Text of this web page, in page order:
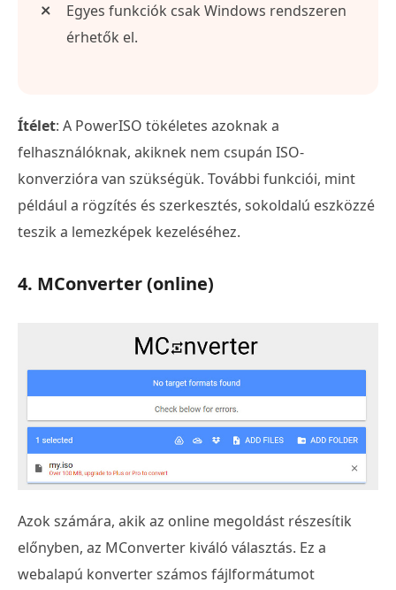
Egyes funkciók csak Windows rendszeren
érhetők el.
Ítélet: A PowerISO tökéletes azoknak a
felhasználóknak, akiknek nem csupán ISO-
konverzióra van szükségük. További funkciói, mint
például a rögzítés és szerkesztés, sokoldalú eszközzé
teszik a lemezképek kezeléséhez.
4. MConverter (online)
Azok számára, akik az online megoldást részesítik
előnyben, az MConverter kiváló választás. Ez a
webalapú konverter számos fájlformátumot